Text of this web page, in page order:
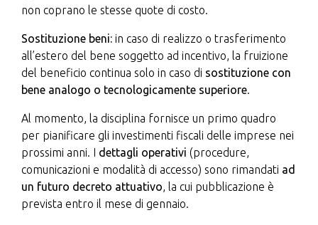
non coprano le stesse quote di costo.
Sostituzione beni: in caso di realizzo o trasferimento
all’estero del bene soggetto ad incentivo, la fruizione
del beneficio continua solo in caso di sostituzione con
bene analogo o tecnologicamente superiore.
Al momento, la disciplina fornisce un primo quadro
per pianificare gli investimenti fiscali delle imprese nei
prossimi anni. I dettagli operativi (procedure,
comunicazioni e modalità di accesso) sono rimandati ad
un futuro decreto attuativo, la cui pubblicazione è
prevista entro il mese di gennaio.